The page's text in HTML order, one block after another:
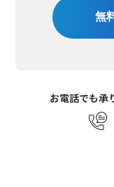
無
お電話でも承